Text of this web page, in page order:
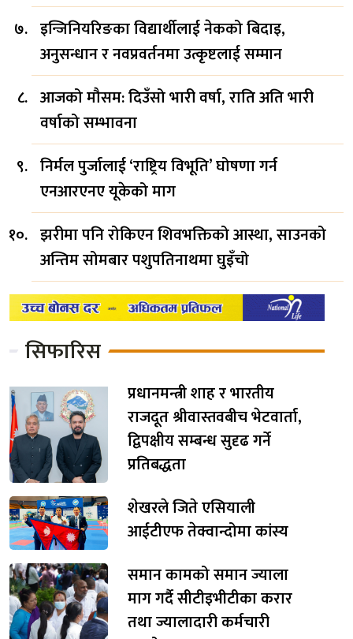
इन्जिनियरिङका विद्यार्थीलाई नेकको बिदाइ,
अनुसन्धान र नवप्रवर्तनमा उत्कृष्टलाई सम्मान
आजको मौसम: दिउँसो भारी वर्षा, राति अति भारी
वर्षाको सम्भावना
निर्मल पुर्जालाई ‘राष्ट्रिय विभूति’ घोषणा गर्न
एनआरएनए यूकेको माग
झरीमा पनि रोकिएन शिवभक्तिको आस्था, साउनको
अन्तिम सोमबार पशुपतिनाथमा घुइँचो
सिफारिस
प्रधानमन्त्री शाह र भारतीय
राजदूत श्रीवास्तवबीच भेटवार्ता,
द्विपक्षीय सम्बन्ध सुदृढ गर्ने
प्रतिबद्धता
शेखरले जिते एसियाली
आईटीएफ तेक्वान्दोमा कांस्य
समान कामको समान ज्याला
माग गर्दै सीटीइभीटीका करार
तथा ज्यालादारी कर्मचारी